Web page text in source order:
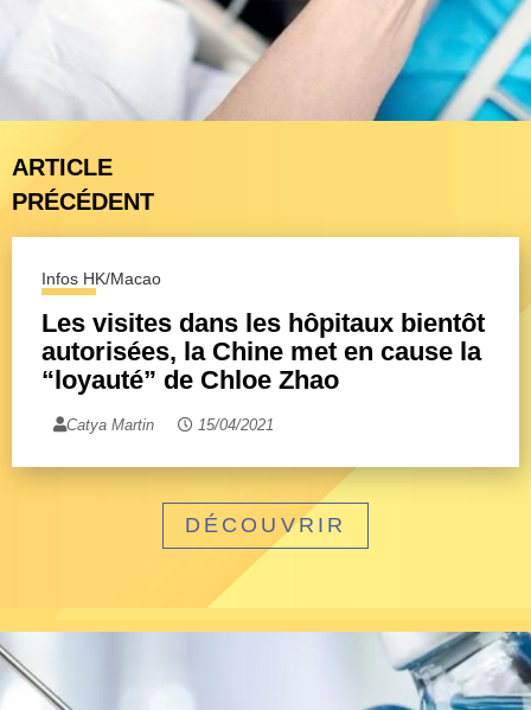
ARTICLE
PRÉCÉDENT
Infos HK/Macao
Les visites dans les hôpitaux bientôt
autorisées, la Chine met en cause la
“loyauté” de Chloe Zhao
Catya Martin 15/04/2021
DÉCOUVRIR